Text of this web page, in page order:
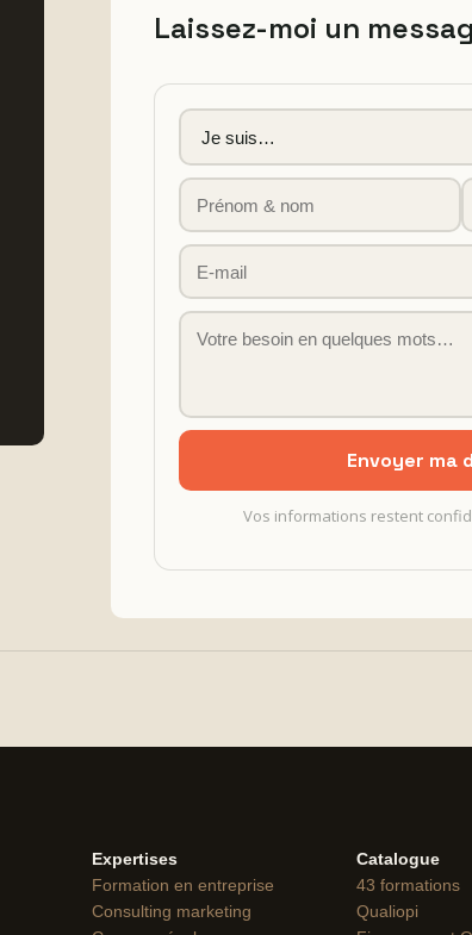
Laissez-moi un
Envoyer ma
Vos informations restent
Expertises
Formation en entreprise
Consulting marketing
Catalogue
43 formations
Qualiopi